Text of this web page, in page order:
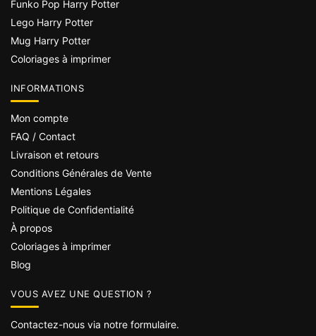
Funko Pop Harry Potter
Lego Harry Potter
Mug Harry Potter
Coloriages à imprimer
INFORMATIONS
Mon compte
FAQ / Contact
Livraison et retours
Conditions Générales de Vente
Mentions Légales
Politique de Confidentialité
À propos
Coloriages à imprimer
Blog
VOUS AVEZ UNE QUESTION ?
Contactez-nous via notre formulaire.